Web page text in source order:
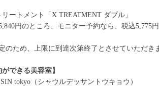
ートメント「X TREATMENT ダブル」
円のところ、モニター予約なら、税込5,775
のため、上限に到達次第終了とさせていただき
ができる美容室】
tokyo（シャウルデッサントウキョウ）